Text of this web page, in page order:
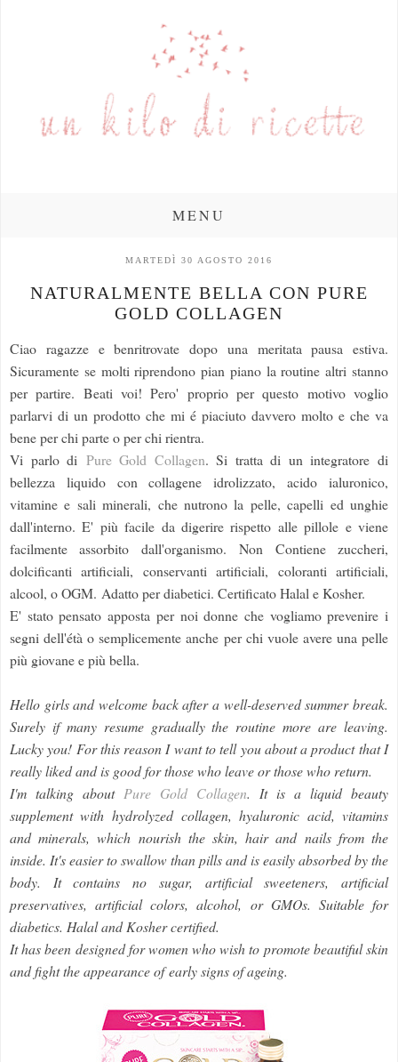
MENU
MARTEDÌ 30 AGOSTO 2016
NATURALMENTE BELLA CON PURE
GOLD COLLAGEN
Ciao ragazze e benritrovate dopo una meritata pausa estiva.
Sicuramente se molti riprendono pian piano la routine altri stanno
per partire. Beati voi! Pero' proprio per questo motivo voglio
parlarvi di un prodotto che mi é piaciuto davvero molto e che va
bene per chi parte o per chi rientra.
Vi parlo di Pure Gold Collagen. Si tratta di un integratore di
bellezza liquido con collageneidrolizzato, acido ialuronico,
vitamine e sali minerali, che nutrono la pelle, capelli ed unghie
dall'interno. E' più facile da digerire rispetto alle pillole e viene
facilmente assorbito dall'organismo.Non Contiene zuccheri,
dolcificanti artificiali, conservanti artificiali, coloranti artificiali,
alcool, o OGM. Adatto per diabetici. Certificato Halal e Kosher.
E' stato pensato apposta per noi donne che vogliamo prevenire i
segni dell'étà o semplicemente anche per chi vuole avere una pelle
più giovane e più bella.
Hello girls and welcome back after a well-deserved summer break.
Surely if many resume gradually the routine more are leaving.
Lucky you! For this reason I want to tell you about a product that I
really liked and is good for those who leave or those who return.
I'm talking about Pure Gold Collagen. It is a liquid beauty
supplement with hydrolyzed collagen, hyaluronic acid, vitamins
and minerals, which nourish the skin, hair and nails from the
inside. It's easier to swallow than pills and is easily absorbed by the
body. It contains no sugar, artificial sweeteners, artificial
preservatives, artificial colors, alcohol, or GMOs. Suitable for
diabetics. Halaland Kosher certified.
It has been designed for women who wish to promote beautiful skin
and fight the appearance of early signs of ageing.